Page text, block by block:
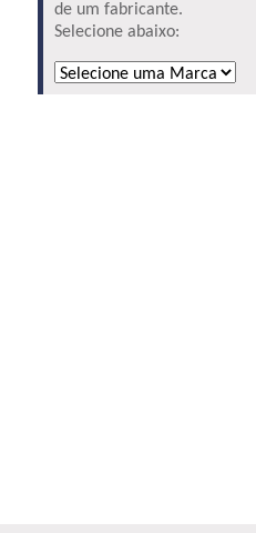
de um fabricante.
Selecione abaixo: